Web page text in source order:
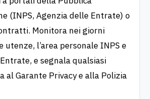
(INPS, Agenzia delle Entrate) o
Monitora nei giorni
utenze, l’area personale INPS e
e segnala qualsiasi
al Garante Privacy e alla Polizia